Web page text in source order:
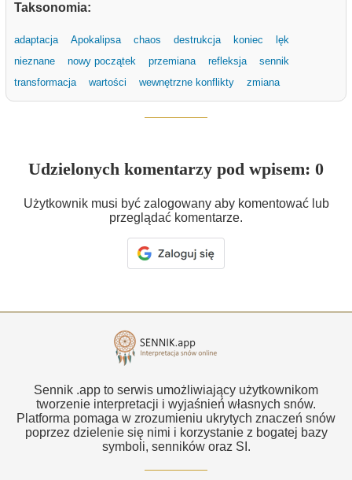
Taksonomia:
adaptacja Apokalipsa chaos destrukcja koniec
lęk
nieznane
nowy początek przemiana refleksja
sennik
transformacja
wartości wewnętrzne konflikty zmiana
Udzielonych komentarzy pod wpisem: 0
Użytkownik musi być zalogowany aby komentować lub
przeglądać komentarze.
Sennik .app to serwis umożliwiający użytkownikom
tworzenie interpretacji i wyjaśnień własnych snów.
Platforma pomaga w zrozumieniu ukrytych znaczeń snów
poprzez dzielenie się nimi i korzystanie z bogatej bazy
symboli, senników oraz SI.